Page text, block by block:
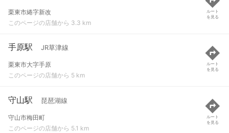
栗東市綣字新改
このページの店舗から 3.3 km
ルート
を見る
手原駅 JR草津線
栗東市大字手原
このページの店舗から 5 km
ルート
を見る
守山駅 琵琶湖線
守山市梅田町
このページの店舗から 5.1 km
ルート
を見る